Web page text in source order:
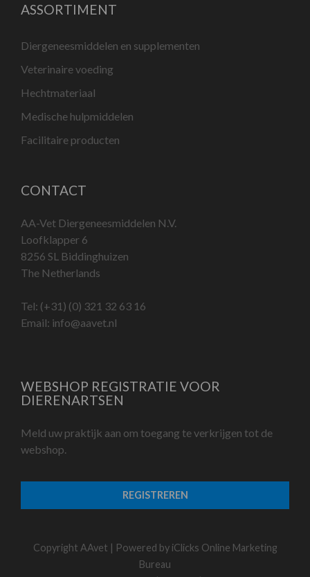
ASSORTIMENT
Diergeneesmiddelen en supplementen
Veterinaire voeding
Hechtmateriaal
Medische hulpmiddelen
Facilitaire producten
CONTACT
AA-Vet Diergeneesmiddelen N.V.
Loofklapper 6
8256 SL Biddinghuizen
The Netherlands
Tel: (+31) (0) 321 32 63 16
Email: info@aavet.nl
WEBSHOP REGISTRATIE VOOR
DIERENARTSEN
Meld uw praktijk aan om toegang te verkrijgen tot de
webshop.
REGISTREREN
Copyright AAvet | Powered by iClicks Online Marketing
Bureau